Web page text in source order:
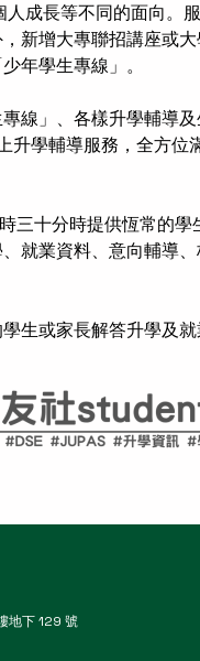
成長等不同的面向。
新增大專聯招講座或
年學生專線」。
線」、各樣升學輔導
升學輔導服務，全方位
三十分時提供恆常的學
就業資料、意向輔導、
生或家長解答升學及就
地下 129 號